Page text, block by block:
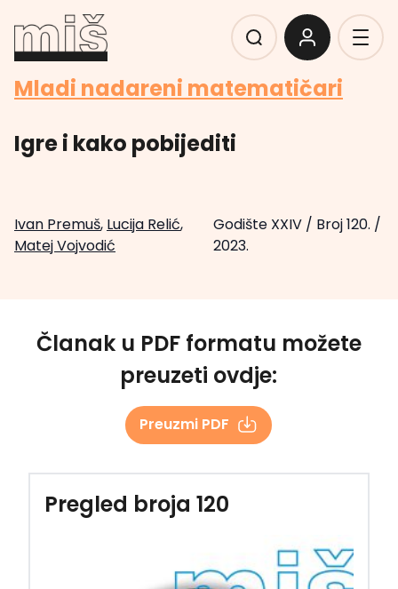
Mladi nadareni matematičari
Igre i kako pobijediti
Ivan Premuš, Lucija Relić,
Matej Vojvodić
Godište XXIV/ Broj 120. /
2023.
Članak u PDF formatu možete
preuzeti ovdje:
Preuzmi PDF
Pregled broja 120